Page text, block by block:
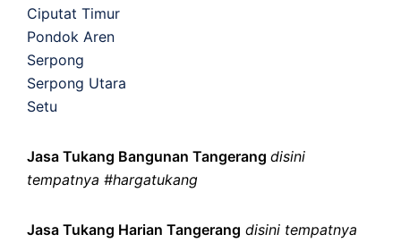
Ciputat Timur
Pondok Aren
Serpong
Serpong Utara
Setu
Jasa Tukang Bangunan Tangerang disini
tempatnya #hargatukang
Jasa Tukang Harian Tangerang disini tempatnya